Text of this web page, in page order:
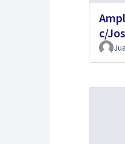
c/